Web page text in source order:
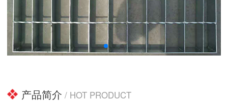
产品简介 / HOT PRODUCT